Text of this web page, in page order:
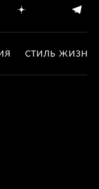
СТИЛЬ ЖИЗНИ